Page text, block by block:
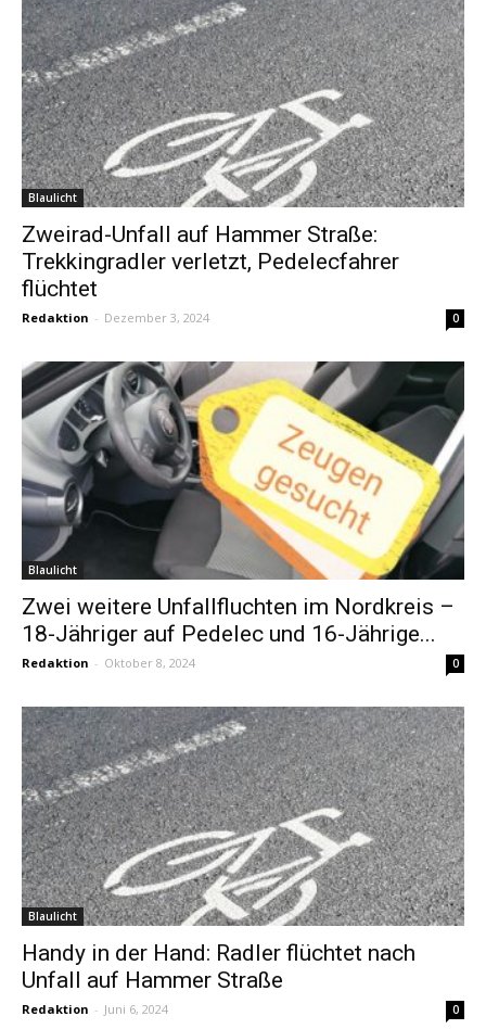
Blaulicht
Zweirad-Unfall auf Hammer Straße:
Trekkingradler verletzt, Pedelecfahrer
flüchtet
Redaktion - Dezember 3, 2024 0
Blaulicht
Zwei weitere Unfallfluchten im Nordkreis –
18-Jähriger auf Pedelec und 16-Jährige...
Redaktion - Oktober 8, 2024 0
Blaulicht
Handy in der Hand: Radler flüchtet nach
Unfall auf Hammer Straße
Redaktion - Juni 6, 2024 0